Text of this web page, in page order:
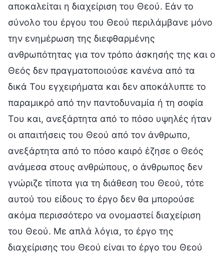
αποκαλείται η διαχείριση του Θεού. Εάν το
σύνολο του έργου του Θεού περιλάμβανε μόνο
την ενημέρωση της διεφθαρμένης
ανθρωπότητας για τον τρόπο άσκησής της και ο
Θεός δεν πραγματοποιούσε κανένα από τα
δικά Του εγχειρήματα και δεν αποκάλυπτε το
παραμικρό από την παντοδυναμία ή τη σοφία
Του και, ανεξάρτητα από το πόσο υψηλές ήταν
οι απαιτήσεις του Θεού από τον άνθρωπο,
ανεξάρτητα από το πόσο καιρό έζησε ο Θεός
ανάμεσα στους ανθρώπους, ο άνθρωπος δεν
γνώριζε τίποτα για τη διάθεση του Θεού, τότε
αυτού του είδους το έργο δεν θα μπορούσε
ακόμα περισσότερο να ονομαστεί διαχείριση
του Θεού. Με απλά λόγια, το έργο της
διαχείρισης του Θεού είναι το έργο του Θεού